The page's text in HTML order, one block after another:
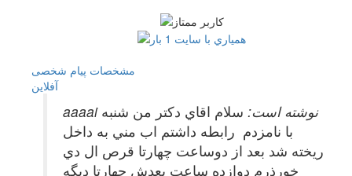
مشخصات پیام شخصی
آفلاين
aaaai نوشته است: سلام اقاي دكتر من شنبه
با نامزدم رابطه داشتم اب مني به داخل
ريخته شد بعد از دوساعت چهارتا قرص ال دي
خورذرم دوازده ساعت بعدش چهارتا ديگه